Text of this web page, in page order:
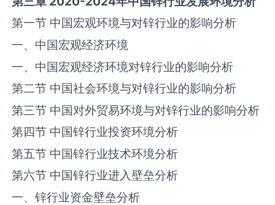
第一节 中国宏观环境与对‌锌‌行业的影响分析
一、中国宏观经济环境
一、中国宏观经济环境对‌锌‌行业的影响分析
第二节 中国社会环境与对‌锌‌行业的影响分析
第三节 中国对外贸易环境与对‌锌‌行业的影响分析
第四节 中国‌锌‌行业投资环境分析
第五节 中国‌锌‌行业技术环境分析
第六节 中国‌锌‌行业进入壁垒分析
一、‌锌‌行业资金壁垒分析